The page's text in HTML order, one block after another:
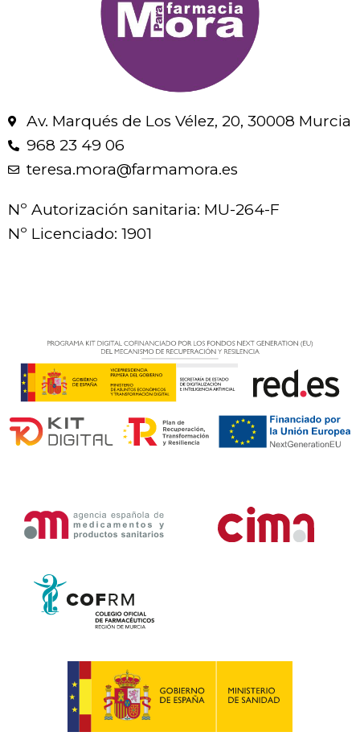
Av. Marqués de Los Vélez, 20, 30008 Murcia
968 23 49 06
teresa.mora@farmamora.es
Nº Autorización sanitaria: MU-264-F
Nº Licenciado: 1901